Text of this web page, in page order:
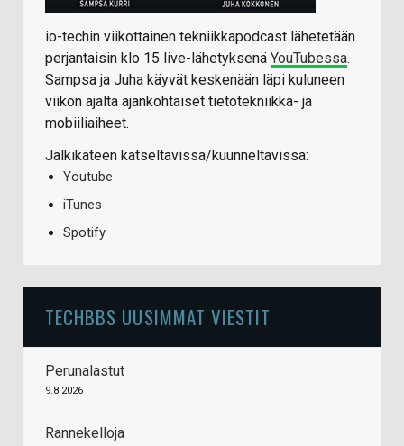
io-techin viikottainen tekniikkapodcast lähetetään
perjantaisin klo 15 live-lähetyksenä YouTubessa.
Sampsa ja Juha käyvät keskenään läpi kuluneen
viikon ajalta ajankohtaiset tietotekniikka- ja
mobiiliaiheet.
Jälkikäteen katseltavissa/kuunneltavissa:
Youtube
iTunes
Spotify
TECHBBS UUSIMMAT VIESTIT
Perunalastut
9.8.2026
Rannekelloja